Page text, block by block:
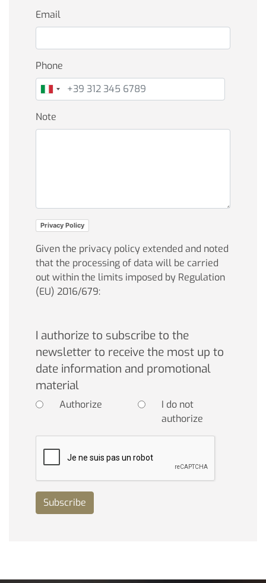
Email
Phone
Note
Privacy Policy
Given the privacy policy extended and noted
that the processing of data will be carried
out within the limits imposed by Regulation
(EU) 2016/679:
I authorize to subscribe to the
newsletter to receive the most up to
date information and promotional
material
Authorize
I do not
authorize
Subscribe